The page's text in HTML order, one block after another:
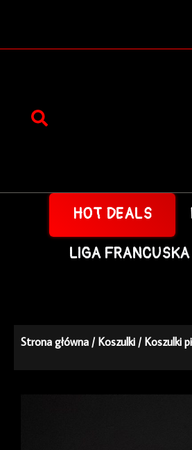
treści
HOT DEALS
LIGA FRANCUSKA
Strona główna /Koszulki /Koszulki